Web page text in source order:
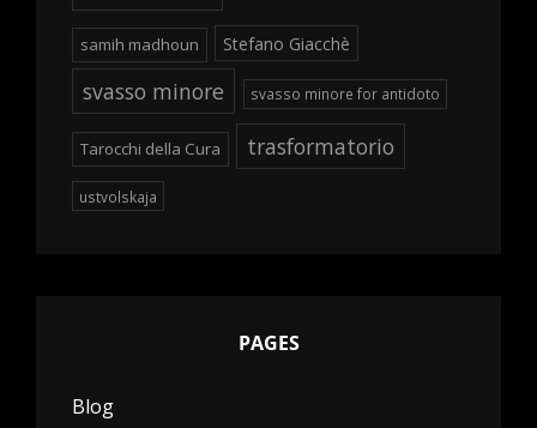
samih madhoun Stefano Giacchè
svasso minore svasso minore for antidoto
Tarocchi della Cura trasformatorio
ustvolskaja
PAGES
Blog